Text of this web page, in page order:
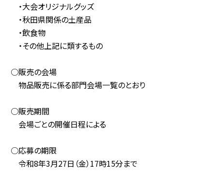
資料ダウンロード
リンク集
・大会オリジナルグッズ
・秋田県関係の土産品
・飲食物
・その他上記に類するもの
○販売の会場
物品販売に係る部門会場一覧のとおり
○販売期間
会場ごとの開催日程による
○応募の期限
令和8年3月27日（金）17時15分まで